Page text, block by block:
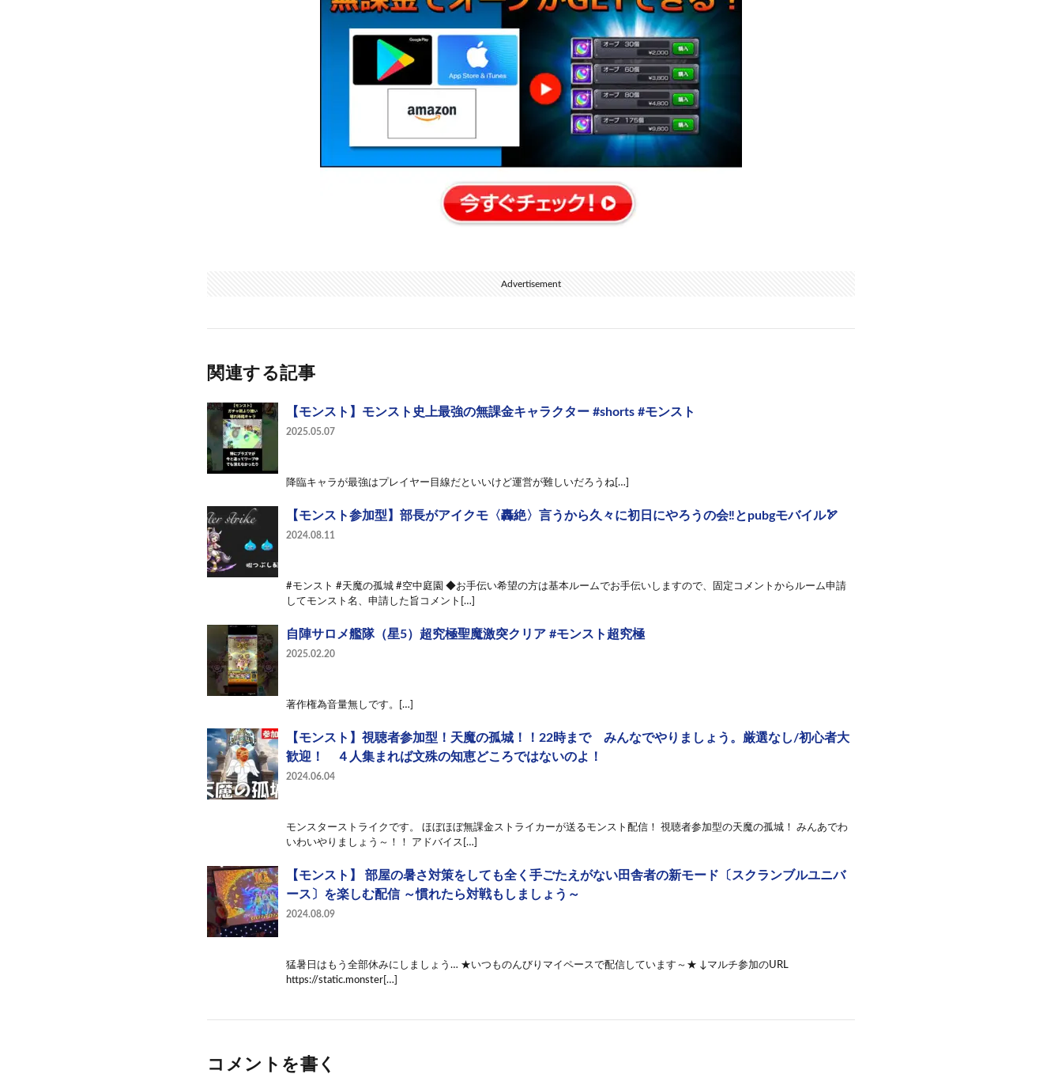
Advertisement
関連する記事
【モンスト】モンスト史上最強の無課金キャラクター #shorts #モンスト
2025.05.07
降臨キャラが最強はプレイヤー目線だといいけど運営が難しいだろうね[…]
【モンスト参加型】部長がアイクモ〈轟絶〉言うから久々に初日にやろうの会‼️とpubgモバイル🏹
2024.08.11
#モンスト #天魔の孤城 #空中庭園 ◆お手伝い希望の方は基本ルームでお手伝いしますので、固定コメントからルーム申請
してモンスト名、申請した旨コメント[…]
自陣サロメ艦隊（星5）超究極聖魔激突クリア #モンスト超究極
2025.02.20
著作権為音量無しです。[…]
【モンスト】視聴者参加型！天魔の孤城！！22時まで みんなでやりましょう。厳選なし/初心者大
歓迎！ ４人集まれば文殊の知恵どころではないのよ！
2024.06.04
モンスターストライクです。 ほぼほぼ無課金ストライカーが送るモンスト配信！ 視聴者参加型の天魔の孤城！ みんあでわ
いわいやりましょう～！！ アドバイス[…]
【モンスト】 部屋の暑さ対策をしても全く手ごたえがない田舎者の新モード〔スクランブルユニバ
ース〕を楽しむ配信 ～慣れたら対戦もしましょう～
2024.08.09
猛暑日はもう全部休みにしましょう… ★いつものんびりマイペースで配信しています～★ ↓マルチ参加のURL
https://static.monster[…]
コメントを書く